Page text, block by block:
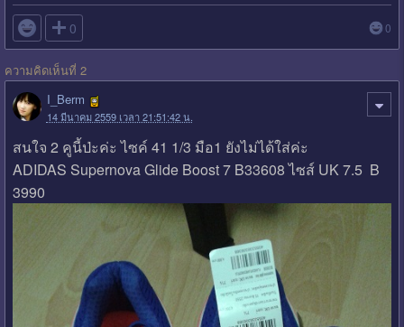
 0 0
ความคิดเห็นที่ 2
I_Berm
14 มีนาคม 2559 เวลา 21:51:42 น.
สนใจ 2 คูนี้ป่ะค่ะ ไซค์ 41 1/3 มือ1 ยังไม่ได้ใส่ค่ะ
ADIDAS Supernova Glide Boost 7 B33608 ไซส์ UK 7.5 B
3990